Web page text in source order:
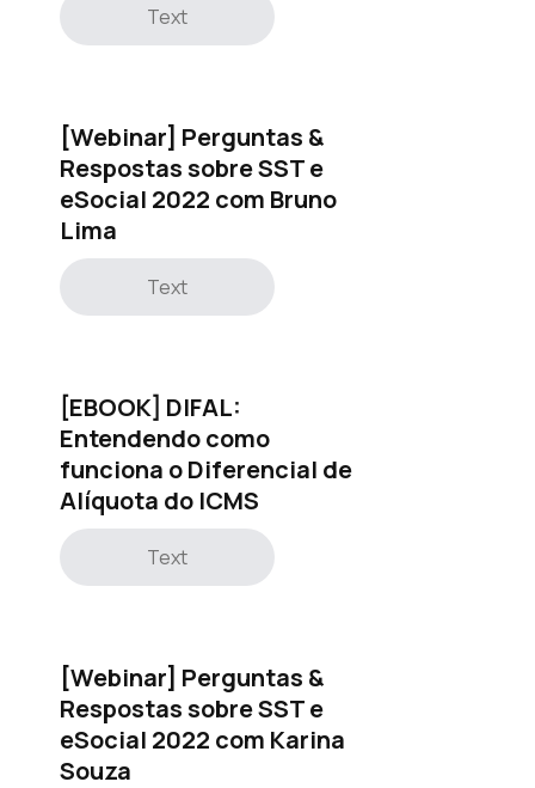
Text
[Webinar] Perguntas &
Respostas sobre SST e
eSocial 2022 com Bruno
Lima
Text
[EBOOK] DIFAL:
Entendendo como
funciona o Diferencial de
Alíquota do ICMS
Text
[Webinar] Perguntas &
Respostas sobre SST e
eSocial 2022 com Karina
Souza